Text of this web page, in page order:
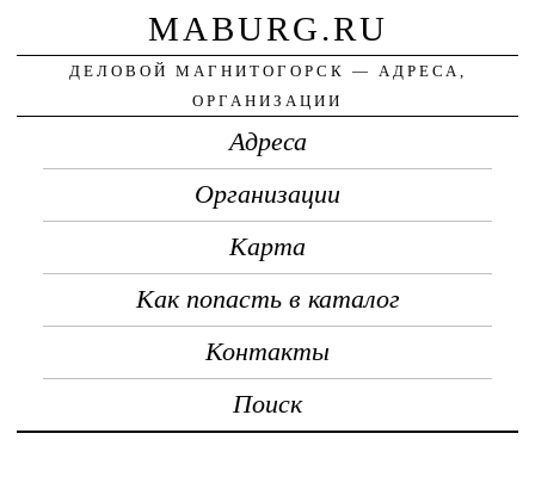
MABURG.RU
ДЕЛОВОЙ МАГНИТОГОРСК — АДРЕСА,
ОРГАНИЗАЦИИ
Адреса
Организации
Карта
Как попасть в каталог
Контакты
Поиск